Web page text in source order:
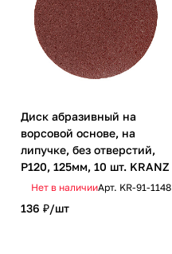
Диск абразивный на
ворсовой основе, на
липучке, без отверстий,
P120, 125мм, 10 шт. KRANZ
Нет в наличииАрт. KR-91-1148
136 ₽/шт